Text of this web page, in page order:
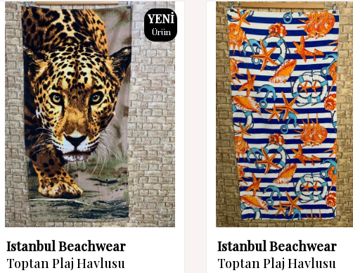
YENI
Ürün
Istanbul Beachwear
Toptan Plaj Havlusu
Istanbul Beachwear
Toptan Plaj Havlusu